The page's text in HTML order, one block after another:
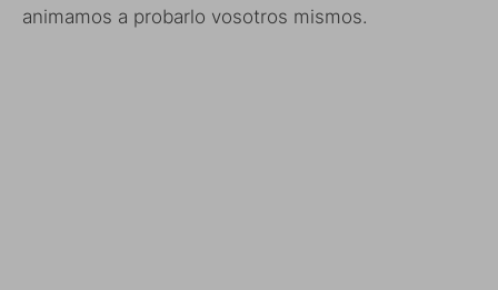
animamos a probarlo vosotros mismos.